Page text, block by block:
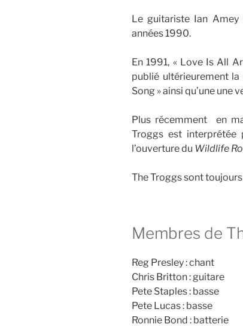
Le guitariste Ian
années 1990.
En 1991, « Love Is All
publié ultérieurement
Song » ainsi qu’une une
Plus récemment en
Troggs est interprétée
l’ouverture du Wildlife
The Troggs sont
Membres de
Reg Presley : chant
Chris Britton : guitare
Pete Staples : basse
Pete Lucas : basse
Ronnie Bond : batterie